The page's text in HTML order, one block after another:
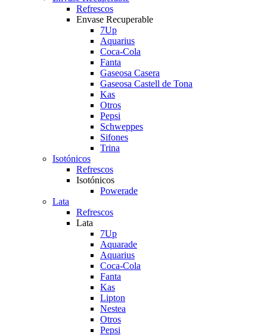
Refrescos
Envase Recuperable
7Up
Aquarius
Coca-Cola
Fanta
Gaseosa Casera
Gaseosa Castell de Tona
Kas
Otros
Pepsi
Schweppes
Sifones
Trina
Isotónicos
Refrescos
Isotónicos
Powerade
Lata
Refrescos
Lata
7Up
Aquarade
Aquarius
Coca-Cola
Fanta
Kas
Lipton
Nestea
Otros
Pepsi